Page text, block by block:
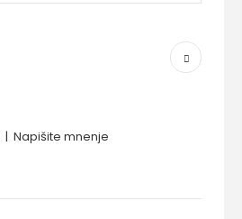
| Napišite mnenje